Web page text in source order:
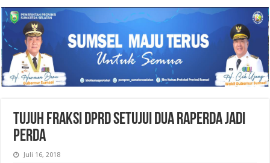
TUJUH FRAKSI DPRD SETUJUI DUA RAPERDA JADI
PERDA
Juli 16, 2018